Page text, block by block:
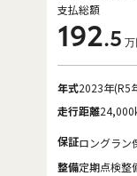
支払総額
192.5 万
年式2023年(R5
走行距離
保証ロングラン
整備定期点検整